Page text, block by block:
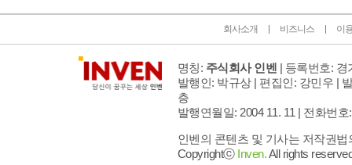
회사소개 비즈니스 이
명칭: 주식회사 인벤 | 등록번호: 경
발행인: 박규상 | 편집인: 강민우 |
층
발행연월일: 2004 11. 11 | 전화번호
인벤의 콘텐츠 및 기사는 저작권
Copyrightⓒ Inven.All rights